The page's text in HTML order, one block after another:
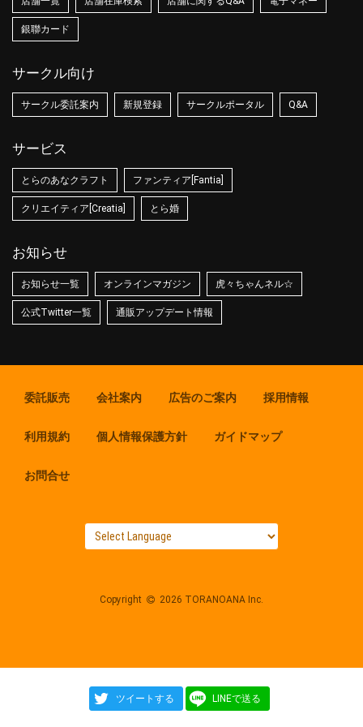
ツイートする LINEで送る
銀聯カード
サークル向け
サークル委託案内 新規登録 サークルポータル Q&A
サービス
とらのあなクラフト ファンティア[Fantia]
クリエイティア[Creatia] とら婚
お知らせ
お知らせ一覧 オンラインマガジン 虎々ちゃんネル☆
公式Twitter一覧 通販アップデート情報
委託販売 会社案内 広告のご案内 採用情報
利用規約 個人情報保護方針 ガイドマップ
お問合せ
Copyright 2026 TORANOANA Inc.